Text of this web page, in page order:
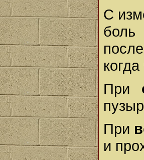
С
При
При
и